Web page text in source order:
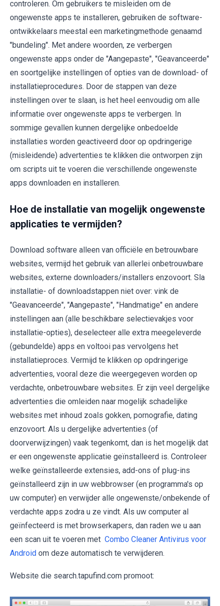
controleren. Om gebruikers te misleiden om de
ongewenste apps te installeren, gebruiken de software-
ontwikkelaars meestal een marketingmethode genaamd
"bundeling". Met andere woorden, ze verbergen
ongewenste apps onder de "Aangepaste", "Geavanceerde"
en soortgelijke instellingen of opties van de download- of
installatieprocedures. Door de stappen van deze
instellingen over te slaan, is het heel eenvoudig om alle
informatie over ongewenste apps te verbergen. In
sommige gevallen kunnen dergelijke onbedoelde
installaties worden geactiveerd door op opdringerige
(misleidende) advertenties te klikken die ontworpen zijn
om scripts uit te voeren die verschillende ongewenste
apps downloaden en installeren.
Hoe de installatie van mogelijk ongewenste
applicaties te vermijden?
Download software alleen van officiële en betrouwbare
websites, vermijd het gebruik van allerlei onbetrouwbare
websites, externe downloaders/installers enzovoort. Sla
installatie- of downloadstappen niet over: vink de
"Geavanceerde", "Aangepaste", "Handmatige" en andere
instellingen aan (alle beschikbare selectievakjes voor
installatie-opties), deselecteer alle extra meegeleverde
(gebundelde) apps en voltooi pas vervolgens het
installatieproces. Vermijd te klikken op opdringerige
advertenties, vooral deze die weergegeven worden op
verdachte, onbetrouwbare websites. Er zijn veel dergelijke
advertenties die omleiden naar mogelijk schadelijke
websites met inhoud zoals gokken, pornografie, dating
enzovoort. Als u dergelijke advertenties (of
doorverwijzingen) vaak tegenkomt, dan is het mogelijk dat
er een ongewenste applicatie geïnstalleerd is. Controleer
welke geïnstalleerde extensies, add-ons of plug-ins
geïnstalleerd zijn in uw webbrowser (en programma's op
uw computer) en verwijder alle ongewenste/onbekende of
verdachte apps zodra u ze vindt. Als uw computer al
geïnfecteerd is met browserkapers, dan raden we u aan
een scan uit te voeren met Combo Cleaner Antivirus voor
Android om deze automatisch te verwijderen.
Website die search.tapufind.com promoot: